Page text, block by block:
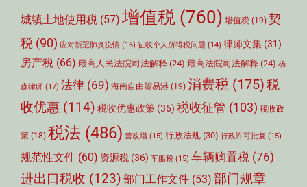
城镇土地使用税 (57) 增值税 (760) 增值税 (19) 契
税 (90) 应对新冠肺炎疫情 (16) 征收个人所得税问题 (14) 律师文集 (31)
房产税 (66) 最高人民法院司法解释 (24) 最高法院司法解释 (24) 杨
森律师 (17) 法律 (69) 海南自由贸易港 (19) 消费税 (175)税
收优惠 (114) 税收优惠政策 (36) 税收征管 (103) 税收政
策 (18) 税法 (486) 营改增 (15) 行政法规 (30) 行政许可批复 (15)
规范性文件 (60) 资源税 (36) 车船税 (15) 车辆购置税 (76)
进出口税收 (123) 部门工作文件 (53) 部门规章